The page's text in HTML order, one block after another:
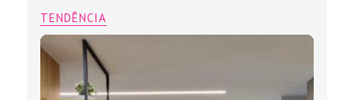
TENDÊNCIA